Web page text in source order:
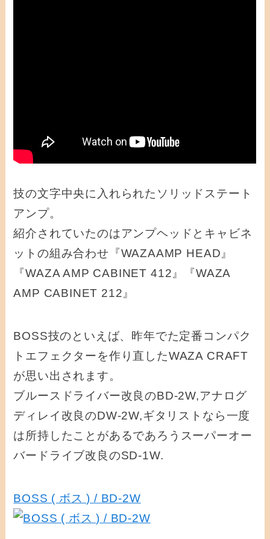
技の文字中央に入れられたソリッドステート
アンプ。
紹介されていたのはアンプヘッドとキャビネ
ットの組み合わせ『WAZAAMP HEAD』
『WAZA AMP CABINET 412』『WAZA
AMP CABINET 212』
BOSS技のといえば、昨年でた定番コンパク
トエフェクターを作り直したWAZA CRAFT
が思い出されます。
ブルースドライバー改良のBD-2W,アナログ
ディレイ改良のDW-2W,ギタリストなら一度
は所持したことがあるであろうスーパーオー
バードライブ改良のSD-1W.
BOSS ( ボス ) / BD-2W